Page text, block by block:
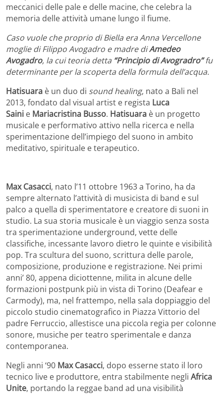
meccanici delle pale e delle macine, che celebra la
memoria delle attività umane lungo il fiume.
Caso vuole che proprio di Biella era Anna Vercellone
moglie di Filippo Avogadro e madre diAmedeo
Avogadro, la cui teoria detta “Principio di Avogradro”fu
determinante per la scoperta della formula dell’acqua.
Hatisuara è un duo di sound healing, nato a Bali nel
2013, fondato dal visual artist e regista Luca
Saini e Mariacristina Busso. Hatisuara è un progetto
musicale e performativo attivo nella ricerca e nella
sperimentazione dell’impiego del suono in ambito
meditativo, spirituale e terapeutico.
Max Casacci, nato l’11 ottobre 1963 a Torino, ha da
sempre alternato l’attività di musicista di band e sul
palco a quella di sperimentatore e creatore di suoni in
studio. La sua storia musicale è un viaggio senza sosta
tra sperimentazione underground, vette delle
classifiche, incessante lavoro dietro le quinte e visibilità
pop. Tra scultura del suono, scrittura delle parole,
composizione, produzione e registrazione. Nei primi
anni’ 80, appena diciottenne, milita in alcune delle
formazioni postpunk più in vista di Torino (Deafear e
Carmody), ma, nel frattempo, nella sala doppiaggio del
piccolo studio cinematografico in Piazza Vittorio del
padre Ferruccio, allestisce una piccola regia per colonne
sonore, musiche per teatro sperimentale e danza
contemporanea.
Negli anni ‘90 Max Casacci, dopo esserne stato il loro
tecnico live e produttore, entra stabilmente negli Africa
Unite, portando la reggae band ad una visibilità